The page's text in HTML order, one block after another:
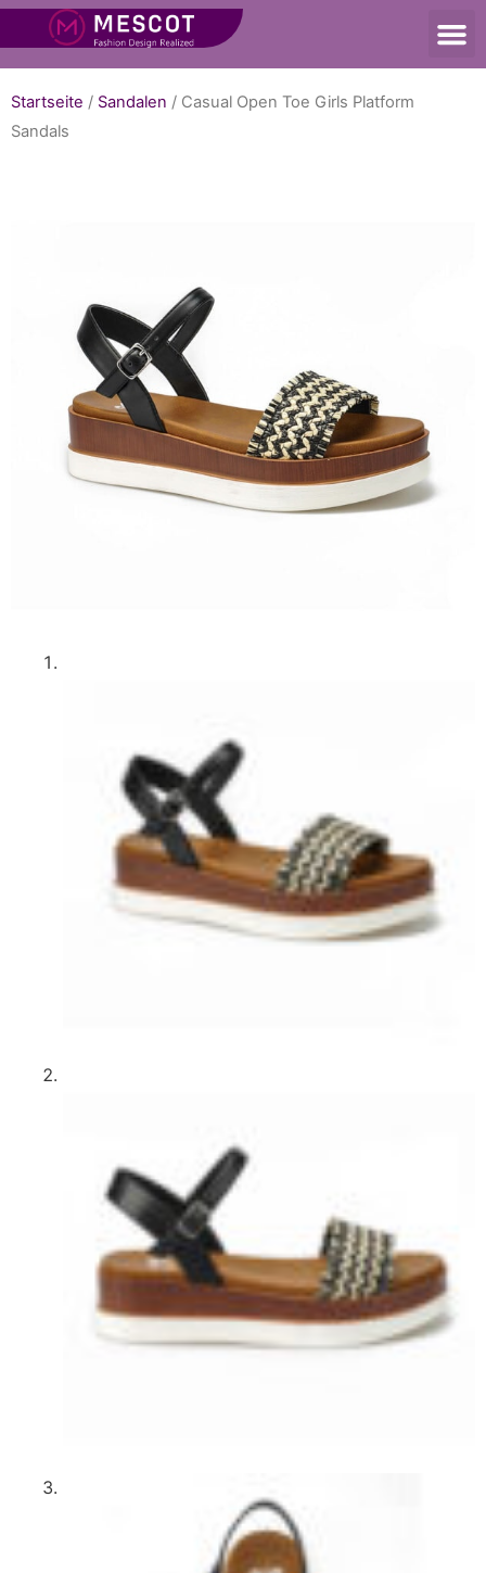
Startseite / Sandalen / Casual Open Toe Girls Platform
Sandals